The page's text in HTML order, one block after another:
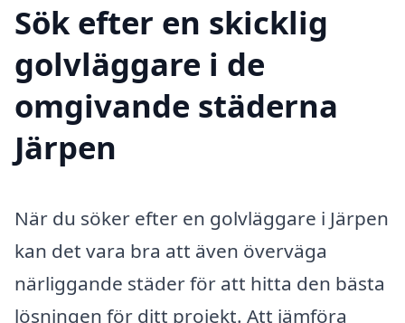
Sök efter en skicklig
golvläggare i de
omgivande städerna
Järpen
När du söker efter en golvläggare i Järpen
kan det vara bra att även överväga
närliggande städer för att hitta den bästa
lösningen för ditt projekt. Att jämföra